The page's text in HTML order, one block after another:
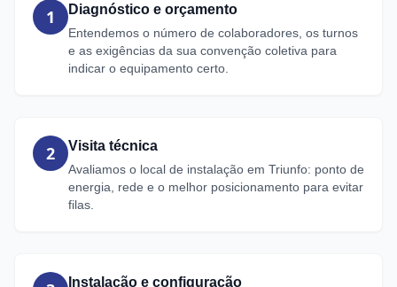
1 Diagnóstico e orçamento
Entendemos o número de colaboradores, os turnos
e as exigências da sua convenção coletiva para
indicar o equipamento certo.
2 Visita técnica
Avaliamos o local de instalação em Triunfo: ponto de
energia, rede e o melhor posicionamento para evitar
filas.
Instalação e configuração